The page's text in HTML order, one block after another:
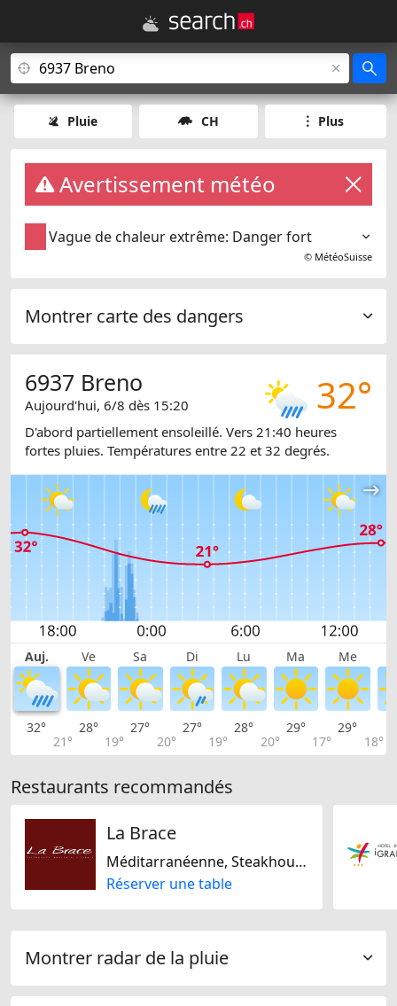
Pluie CH Plus
Avertissement météo
Vague de chaleur extrême: Danger fort
© MétéoSuisse
Montrer carte des dangers
32°
6937 Breno
Aujourd'hui, 6/8 dès 15:20
D'abord partiellement ensoleillé. Vers 21:40 heures
fortes pluies. Températures entre 22 et 32 degrés.
Auj. Ve Sa Di Lu Ma Me
32°
21°
28°
19°
27°
20°
27°
19°
28°
20°
29°
17°
29°
18°
Restaurants recommandés
La Brace
Méditarranéenne, Steakhouse, Suisse, Sans gluten
Réserver une table
Montrer radar de la pluie